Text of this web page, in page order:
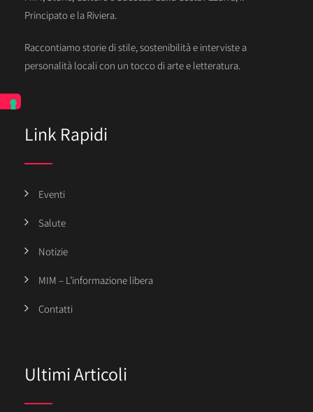
Principato e la Riviera.
Raccontiamo storie di stile, sostenibilità e interviste a
personalità locali con un tocco di arte e letteratura.
Link Rapidi
Eventi
Salute
Notizie
MIM – L’informazione libera
Contatti
Ultimi Articoli